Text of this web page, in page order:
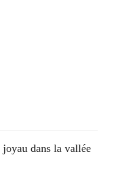
dans la vallée